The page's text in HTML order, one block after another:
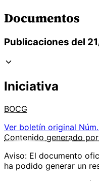
Documentos
Publicaciones del
Iniciativa
BOCG
Ver boletín original
Contenido generado por
Aviso: El documento
ha podido generar un